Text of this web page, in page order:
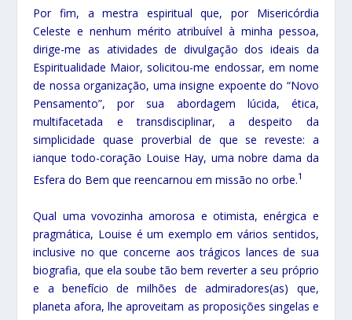
Por fim, a mestra espiritual que, por Misericórdia
Celeste e nenhum mérito atribuível à minha pessoa,
dirige-me as atividades de divulgação dos ideais da
Espiritualidade Maior, solicitou-me endossar, em nome
de nossa organização, uma insigne expoente do “Novo
Pensamento”, por sua abordagem lúcida, ética,
multifacetada e transdisciplinar, a despeito da
simplicidade quase proverbial de que se reveste: a
ianque todo-coração Louise Hay, uma nobre dama da
Esfera do Bem que reencarnou em missão no orbe.1
Qual uma vovozinha amorosa e otimista, enérgica e
pragmática, Louise é um exemplo em vários sentidos,
inclusive no que concerne aos trágicos lances de sua
biografia, que ela soube tão bem reverter a seu próprio
e a benefício de milhões de admiradores(as) que,
planeta afora, lhe aproveitam as proposições singelas e